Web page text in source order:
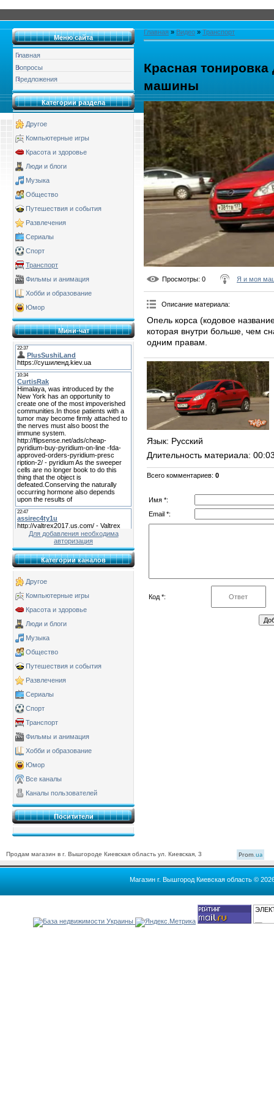
Меню сайта
Главная
Вопросы
Предложения
Категории раздела
Другое
Компьютерные игры
Красота и здоровье
Люди и блоги
Музыка
Общество
Путешествия и события
Развлечения
Сериалы
Спорт
Транспорт
Фильмы и анимация
Хобби и образование
Юмор
Мини-чат
Для добавления необходима
авторизация
Категории каналов
Другое
Компьютерные игры
Красота и здоровье
Люди и блоги
Музыка
Общество
Путешествия и события
Развлечения
Сериалы
Спорт
Транспорт
Фильмы и анимация
Хобби и образование
Юмор
Все каналы
Каналы пользователей
Поситители
Главная » Видео » Транспорт
Красная тонировка
машины
Просмотры: 0 Я и моя
Описание материала:
Опель корса (кодовое
которая внутри больше, чем
одним правам.
Язык: Русский
Длительность материала:
Всего комментариев: 0
Имя *:
Email *:
Код *:
Продам магазин в г. Вышгороде Киевская область ул. Киевская, 3 Prom.ua
Магазин г. Вышгород Киевская область ©